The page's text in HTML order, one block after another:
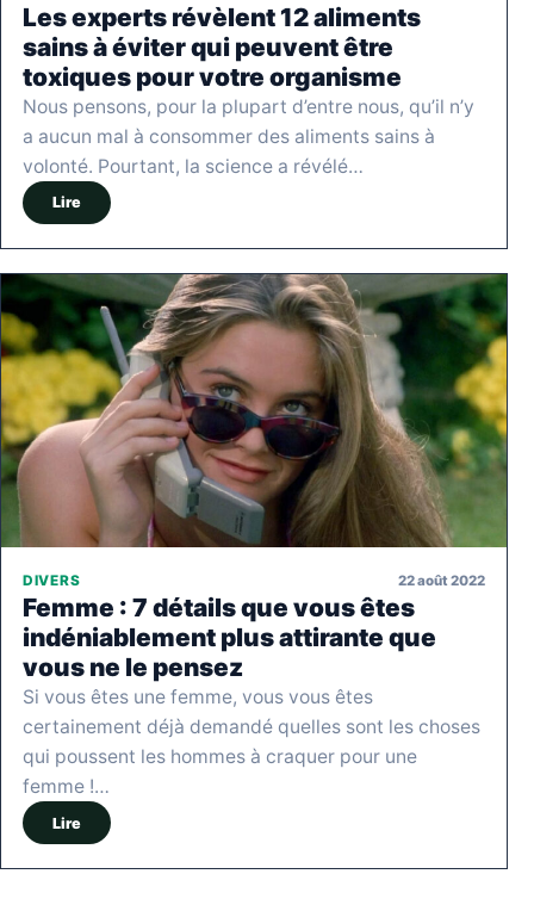
Les experts révèlent 12 aliments
sains à éviter qui peuvent être
toxiques pour votre organisme
Nous pensons, pour la plupart d’entre nous, qu’il n’y
a aucun mal à consommer des aliments sains à
volonté. Pourtant, la science a révélé…
Lire
DIVERS 22 août 2022
Femme : 7 détails que vous êtes
indéniablement plus attirante que
vous ne le pensez
Si vous êtes une femme, vous vous êtes
certainement déjà demandé quelles sont les choses
qui poussent les hommes à craquer pour une
femme !…
Lire